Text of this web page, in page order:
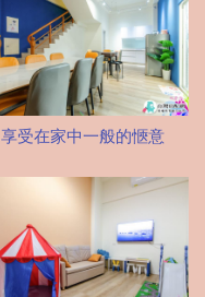
享受在家中一般的愜意